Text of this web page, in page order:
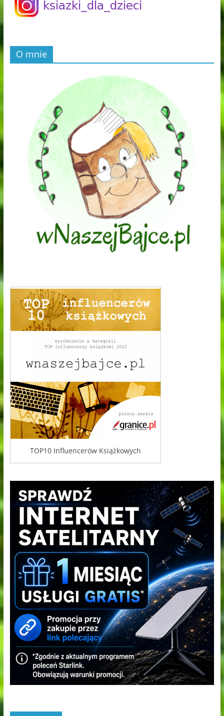
O mnie
TOP10 Influencerów Książkowych